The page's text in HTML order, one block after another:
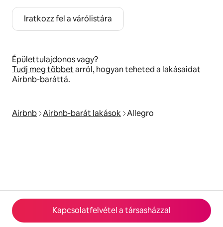
Kapcsolatfelvétel a társasházzal
Iratkozz fel a várólistára
Épülettulajdonos vagy?
Tudj meg többetarról, hogyan teheted a lakásaidat
Airbnb-baráttá.
Airbnb Airbnb-barát lakások Allegro